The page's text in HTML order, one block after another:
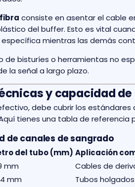
consiste en asentar el cable
del buffer. Esto es vital
mientras las demás
de bisturíes o herramientas no
la señal a largo plazo.
y capacidad de
debe cubrir los estándares
tienes una tabla de referencia
de canales de sangrado
del tubo (mm) Aplicación
mm
Cables de
mm
Tubos